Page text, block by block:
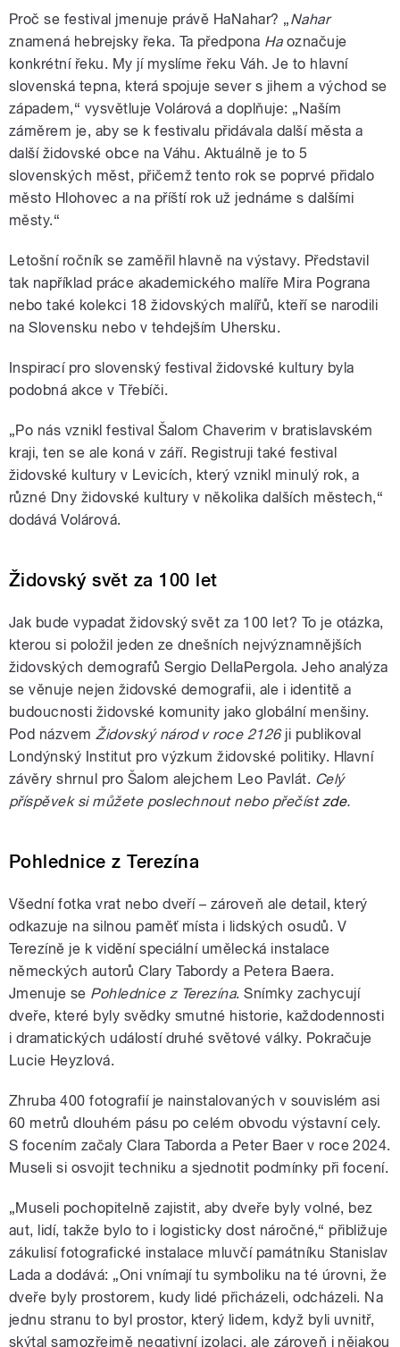
Proč se festival jmenuje právě HaNahar? „Nahar
znamená hebrejsky řeka. Ta předpona Haoznačuje
konkrétní řeku. My jí myslíme řeku Váh. Je to hlavní
slovenská tepna, která spojuje sever s jihem a východ se
západem,“ vysvětluje Volárová a doplňuje: „Naším
záměrem je, aby se k festivalu přidávala další města a
další židovské obce na Váhu. Aktuálně je to 5
slovenských měst, přičemž tento rok se poprvé přidalo
město Hlohovec a na příští rok už jednáme s dalšími
městy.“
Letošní ročník se zaměřil hlavně na výstavy. Představil
tak například práce akademického malíře Mira Pograna
nebo také kolekci 18 židovských malířů, kteří se narodili
na Slovensku nebo v tehdejším Uhersku.
Inspirací pro slovenský festival židovské kultury byla
podobná akce v Třebíči.
„Po nás vznikl festival Šalom Chaverim v bratislavském
kraji, ten se ale koná v září. Registruji také festival
židovské kultury v Levicích, který vznikl minulý rok, a
různé Dny židovské kultury v několika dalších městech,“
dodává Volárová.
Židovský svět za 100 let
Jak bude vypadat židovský svět za 100 let? To je otázka,
kterou si položil jeden ze dnešních nejvýznamnějších
židovských demografů Sergio DellaPergola. Jeho analýza
se věnuje nejen židovské demografii, ale i identitě a
budoucnosti židovské komunity jako globální menšiny.
Pod názvemŽidovský národ v roce 2126ji publikoval
Londýnský Institut pro výzkum židovské politiky. Hlavní
závěry shrnul pro Šalom alejchem Leo Pavlát. Celý
příspěvek si můžete poslechnout nebo přečístzde.
Pohlednice z Terezína
Všední fotka vrat nebo dveří – zároveň ale detail, který
odkazuje na silnou paměť místa i lidských osudů. V
Terezíně je k vidění speciální umělecká instalace
německých autorů Clary Tabordy a Petera Baera.
Jmenuje se Pohlednice z Terezína. Snímky zachycují
dveře, které byly svědky smutné historie, každodennosti
i dramatických událostí druhé světové války. Pokračuje
Lucie Heyzlová.
Zhruba 400 fotografií je nainstalovaných v souvislém asi
60 metrů dlouhém pásu po celém obvodu výstavní cely.
S focením začaly Clara Taborda a Peter Baer v roce 2024.
Museli si osvojit techniku a sjednotit podmínky při focení.
„Museli pochopitelně zajistit, aby dveře byly volné, bez
aut, lidí, takže bylo to i logisticky dost náročné,“ přibližuje
zákulisí fotografické instalace mluvčí památníku Stanislav
Lada a dodává: „Oni vnímají tu symboliku na té úrovni, že
dveře byly prostorem, kudy lidé přicházeli, odcházeli. Na
jednu stranu to byl prostor, který lidem, když byli uvnitř,
skýtal samozřejmě negativní izolaci, ale zároveň i nějakou